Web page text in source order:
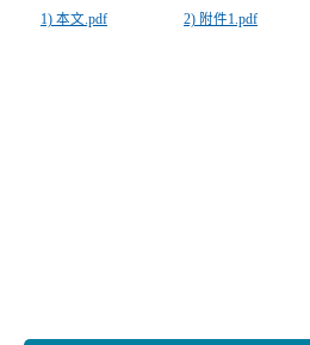
1) 本文.pdf 2) 附件1.pdf